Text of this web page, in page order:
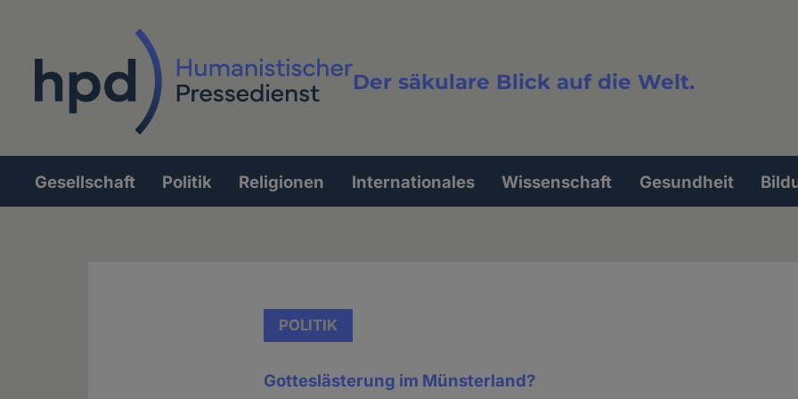
Der säkulare Blick auf die Welt.
Volltextsuche
Hauptnavigation
Gesellschaft Politik Religionen Internationales Wissenschaft Gesundheit
POLITIK
Gotteslästerung im Münsterland?